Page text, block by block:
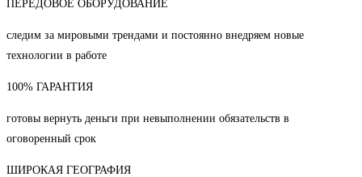
ПЕРЕДОВОЕ ОБОРУДОВАНИЕ
следим за мировыми трендами и постоянно внедряем новые
технологии в работе
100% ГАРАНТИЯ
готовы вернуть деньги при невыполнении обязательств в
оговоренный срок
ШИРОКАЯ ГЕОГРАФИЯ